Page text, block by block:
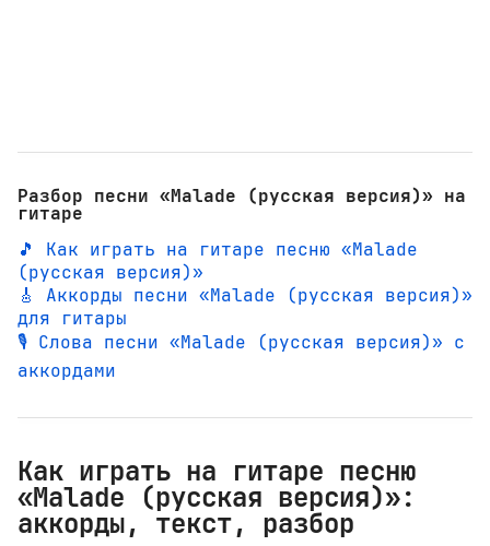
Разбор песни «Malade (русская версия)» на
гитаре
🎵 Как играть на гитаре песню «Malade
(русская версия)»
🎸 Аккорды песни «Malade (русская версия)»
для гитары
🎙️ Слова песни «Malade (русская версия)» с
аккордами
Как играть на гитаре песню
«Malade (русская версия)»:
аккорды, текст, разбор